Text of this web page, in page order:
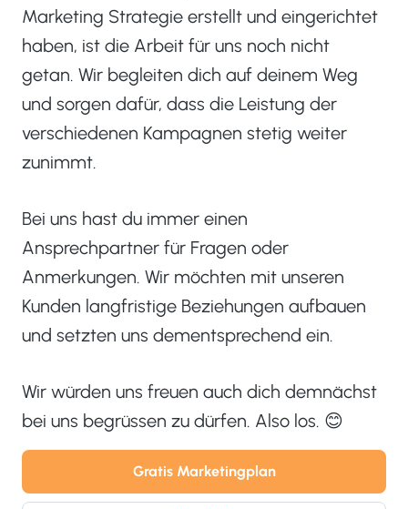
Marketing Strategie erstellt und eingerichtet
haben, ist die Arbeit für uns noch nicht
getan. Wir begleiten dich auf deinem Weg
und sorgen dafür, dass die Leistung der
verschiedenen Kampagnen stetig weiter
zunimmt.
Bei uns hast du immer einen
Ansprechpartner für Fragen oder
Anmerkungen. Wir möchten mit unseren
Kunden langfristige Beziehungen aufbauen
und setzten uns dementsprechend ein.
Wir würden uns freuen auch dich demnächst
bei uns begrüssen zu dürfen. Also los. 😊
Gratis Marketingplan